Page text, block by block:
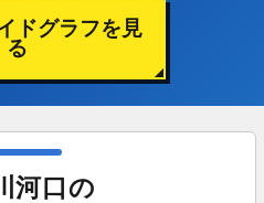
ドグラフを見
る
河口の